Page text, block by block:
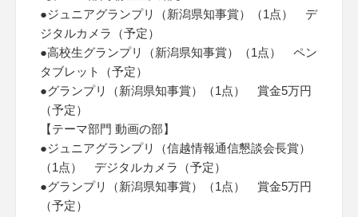
●ジュニアグランプリ（新潟県知事賞）（1点） デ
ジタルカメラ（予定）
●高校生グランプリ（新潟県知事賞）（1点） ペン
タブレット（予定）
●グランプリ（新潟県知事賞）（1点） 賞金5万円
（予定）
【テーマ部門 動画の部】
●ジュニアグランプリ（信越情報通信懇談会長賞）
（1点） デジタルカメラ（予定）
●グランプリ（新潟県知事賞）（1点） 賞金5万円
（予定）